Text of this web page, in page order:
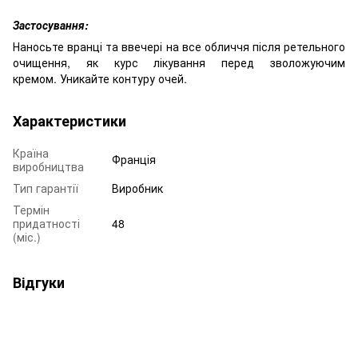
Застосування:
Наносьте вранці та ввечері на все обличчя після ретельного
очищення, як курс лікування перед зволожуючим
кремом. Уникайте контуру очей.
Характеристики
Країна
виробництва
Франція
Тип гарантії
Виробник
Термін
придатності
(міс.)
48
Відгуки